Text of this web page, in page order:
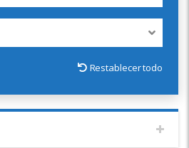
Restablecer todo